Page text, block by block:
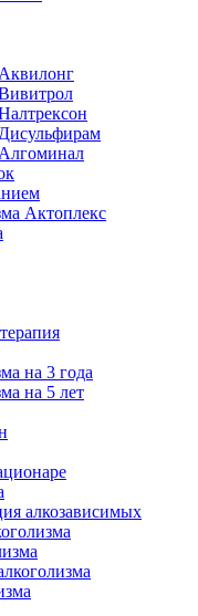
Актоплекс
на 3 года
на 5 лет
алкозависимых